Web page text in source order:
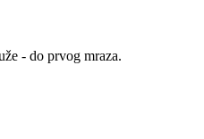
- do prvog mraza.